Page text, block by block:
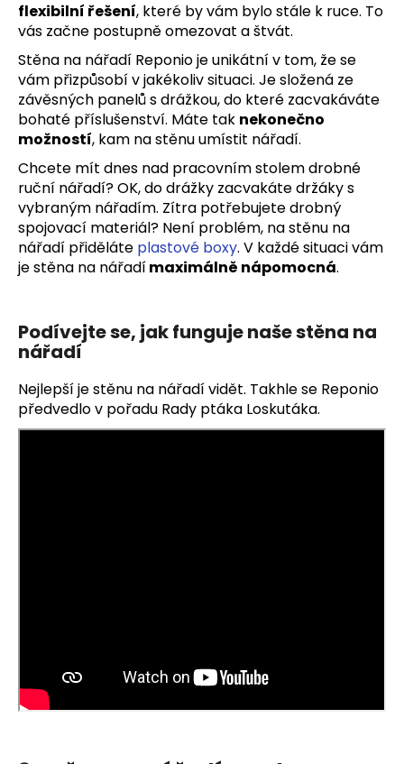
flexibilní řešení, které by vám bylo stále k ruce. To
vás začne postupně omezovat a štvát.
Stěna na nářadí Reponio je unikátní v tom, že se
vám přizpůsobí v jakékoliv situaci. Je složená ze
závěsných panelů s drážkou, do které zacvakáváte
bohaté příslušenství. Máte tak nekonečno
možností, kam na stěnu umístit nářadí.
Chcete mít dnes nad pracovním stolem drobné
ruční nářadí? OK, do drážky zacvakáte držáky s
vybraným nářadím. Zítra potřebujete drobný
spojovací materiál? Není problém, na stěnu na
nářadí přiděláte plastové boxy. V každé situaci vám
je stěna na nářadímaximálně nápomocná.
Podívejte se, jak funguje naše stěna na
nářadí
Nejlepší je stěnu na nářadí vidět. Takhle se Reponio
předvedlo v pořadu Rady ptáka Loskutáka.